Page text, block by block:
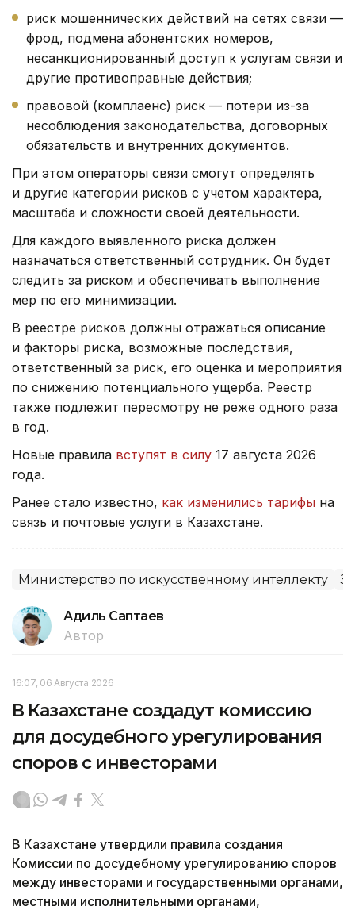
риск мошеннических действий на сетях связи —
фрод, подмена абонентских номеров,
несанкционированный доступ к услугам связи и
другие противоправные действия;
правовой (комплаенс) риск — потери из-за
несоблюдения законодательства, договорных
обязательств и внутренних документов.
При этом операторы связи смогут определять
и другие категории рисков с учетом характера,
масштаба и сложности своей деятельности.
Для каждого выявленного риска должен
назначаться ответственный сотрудник. Он будет
следить за риском и обеспечивать выполнение
мер по его минимизации.
В реестре рисков должны отражаться описание
и факторы риска, возможные последствия,
ответственный за риск, его оценка и мероприятия
по снижению потенциального ущерба. Реестр
также подлежит пересмотру не реже одного раза
в год.
Новые правила вступят в силу 17 августа 2026
года.
Ранее стало известно, как изменились тарифы на
связь и почтовые услуги в Казахстане.
Министерство по искусственному интеллекту
Адиль Саптаев
Автор
16:07, 06 Августа 2026
В Казахстане создадут комиссию
для досудебного урегулирования
споров с инвесторами
В Казахстане утвердили правила создания
Комиссии по досудебному урегулированию споров
между инвесторами и государственными органами,
местными исполнительными органами,